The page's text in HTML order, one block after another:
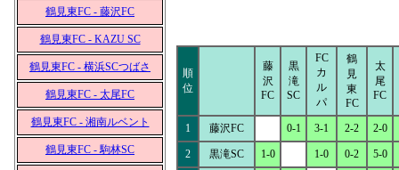
鶴見東FC - 藤沢FC
鶴見東FC - KAZU SC
鶴見東FC - 横浜SCつばさ
鶴見東FC - 太尾FC
鶴見東FC - 湘南ルベント
鶴見東FC - 駒林SC
順
位
藤
沢
FC
黒
滝
SC
FC
カ
ル
パ
鶴
見
東
FC
太
尾
FC
1 藤沢FC 0-1 3-1 2-2 2-0
2 黒滝SC 1-0 1-0 0-2 5-0